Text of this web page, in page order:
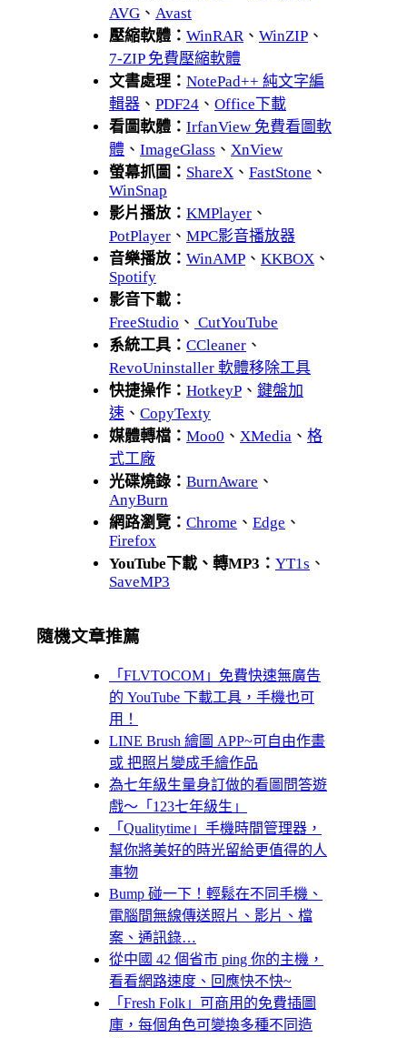
AVG 、 Avast
壓縮軟體： WinRAR、 WinZIP 、
7-ZIP 免費壓縮軟體
文書處理： NotePad++ 純文字編
輯器 、 PDF24 、 Office下載
看圖軟體： IrfanView 免費看圖軟
體 、 ImageGlass 、 XnView
螢幕抓圖： ShareX 、 FastStone 、
WinSnap
影片播放： KMPlayer 、
PotPlayer 、 MPC影音播放器
音樂播放： WinAMP 、 KKBOX 、
Spotify
影音下載：
FreeStudio 、 CutYouTube
系統工具： CCleaner 、
RevoUninstaller 軟體移除工具
快捷操作： HotkeyP 、 鍵盤加
速 、 CopyTexty
媒體轉檔： Moo0 、 XMedia 、 格
式工廠
光碟燒錄： BurnAware 、
AnyBurn
網路瀏覽： Chrome 、 Edge 、
Firefox
YouTube下載、轉MP3： YT1s 、
SaveMP3
隨機文章推薦
「FLVTOCOM」免費快速無廣告
的 YouTube 下載工具，手機也可
用！
LINE Brush 繪圖 APP~可自由作畫
或 把照片變成手繪作品
為七年級生量身訂做的看圖問答遊
戲～「123七年級生」
「Qualitytime」手機時間管理器，
幫你將美好的時光留給更值得的人
事物
Bump 碰一下！輕鬆在不同手機、
電腦間無線傳送照片、影片、檔
案、通訊錄…
從中國 42 個省市 ping 你的主機，
看看網路速度、回應快不快~
「Fresh Folk」可商用的免費插圖
庫，每個角色可變換多種不同造